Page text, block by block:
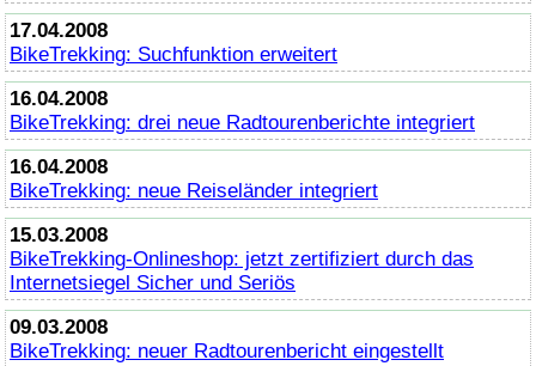
17.04.2008
BikeTrekking: Suchfunktion erweitert
16.04.2008
BikeTrekking: drei neue Radtourenberichte integriert
16.04.2008
BikeTrekking: neue Reiseländer integriert
15.03.2008
BikeTrekking-Onlineshop: jetzt zertifiziert durch das
Internetsiegel Sicher und Seriös
09.03.2008
BikeTrekking: neuer Radtourenbericht eingestellt